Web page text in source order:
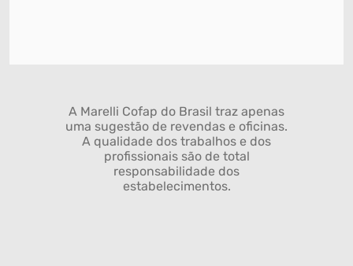
A Marelli Cofap do Brasil traz apenas
uma sugestão de revendas e oficinas.
A qualidade dos trabalhos e dos
profissionais são de total
responsabilidade dos
estabelecimentos.